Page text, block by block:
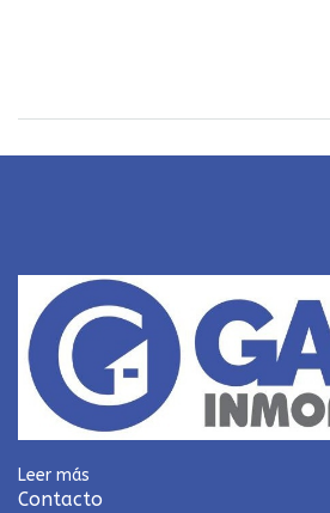
Leer más
Contacto